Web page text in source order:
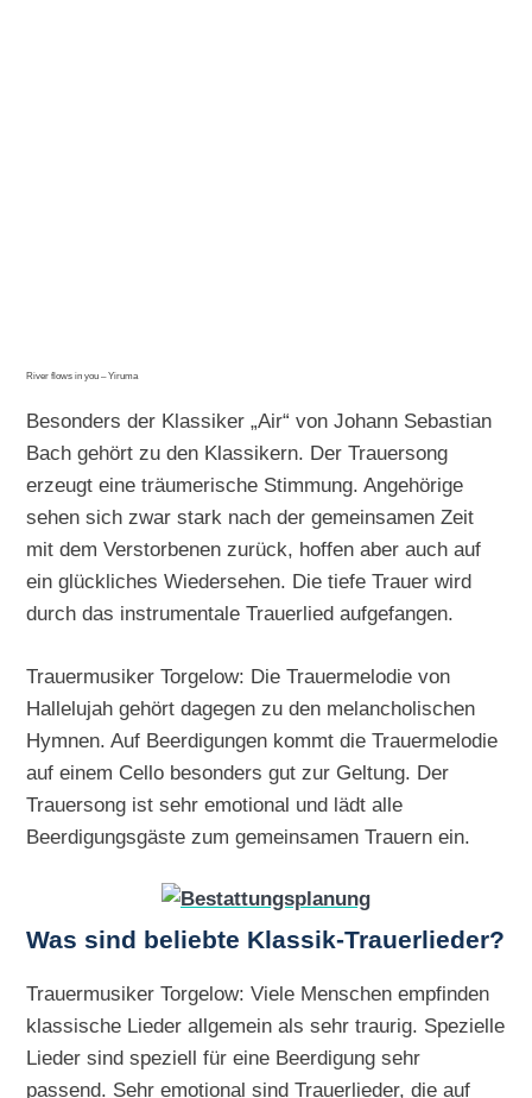
River flows in you – Yiruma
Besonders der Klassiker „Air“ von Johann Sebastian
Bach gehört zu den Klassikern. Der Trauersong
erzeugt eine träumerische Stimmung. Angehörige
sehen sich zwar stark nach der gemeinsamen Zeit
mit dem Verstorbenen zurück, hoffen aber auch auf
ein glückliches Wiedersehen. Die tiefe Trauer wird
durch das instrumentale Trauerlied aufgefangen.
Trauermusiker Torgelow: Die Trauermelodie von
Hallelujah gehört dagegen zu den melancholischen
Hymnen. Auf Beerdigungen kommt die Trauermelodie
auf einem Cello besonders gut zur Geltung. Der
Trauersong ist sehr emotional und lädt alle
Beerdigungsgäste zum gemeinsamen Trauern ein.
Was sind beliebte Klassik-Trauerlieder?
Trauermusiker Torgelow: Viele Menschen empfinden
klassische Lieder allgemein als sehr traurig. Spezielle
Lieder sind speziell für eine Beerdigung sehr
passend. Sehr emotional sind Trauerlieder, die auf